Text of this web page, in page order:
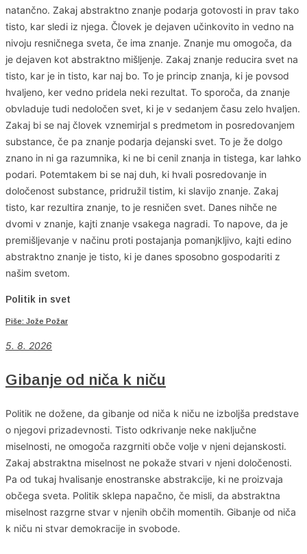
natančno. Zakaj abstraktno znanje podarja gotovosti in prav tako
tisto, kar sledi iz njega. Človek je dejaven učinkovito in vedno na
nivoju resničnega sveta, če ima znanje. Znanje mu omogoča, da
je dejaven kot abstraktno mišljenje. Zakaj znanje reducira svet na
tisto, kar je in tisto, kar naj bo. To je princip znanja, ki je povsod
hvaljeno, ker vedno pridela neki rezultat. To sporoča, da znanje
obvladuje tudi nedoločen svet, ki je v sedanjem času zelo hvaljen.
Zakaj bi se naj človek vznemirjal s predmetom in posredovanjem
substance, če pa znanje podarja dejanski svet. To je že dolgo
znano in ni ga razumnika, ki ne bi cenil znanja in tistega, kar lahko
podari. Potemtakem bi se naj duh, ki hvali posredovanje in
določenost substance, pridružil tistim, ki slavijo znanje. Zakaj
tisto, kar rezultira znanje, to je resničen svet. Danes nihče ne
dvomi v znanje, kajti znanje vsakega nagradi. To napove, da je
premišljevanje v načinu proti postajanja pomanjkljivo, kajti edino
abstraktno znanje je tisto, ki je danes sposobno gospodariti z
našim svetom.
Politik in svet
Piše: Jože Požar
5. 8. 2026
Gibanje od niča k niču
Politik ne dožene, da gibanje od niča k niču ne izboljša predstave
o njegovi prizadevnosti. Tisto odkrivanje neke naključne
miselnosti, ne omogoča razgrniti obče volje v njeni dejanskosti.
Zakaj abstraktna miselnost ne pokaže stvari v njeni določenosti.
Pa od tukaj hvalisanje enostranske abstrakcije, ki ne proizvaja
občega sveta. Politik sklepa napačno, če misli, da abstraktna
miselnost razgrne stvar v njenih občih momentih. Gibanje od niča
k niču ni stvar demokracije in svobode.